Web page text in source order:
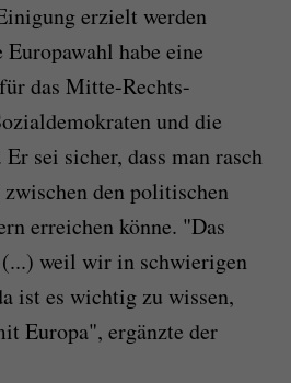
erzielt werden
habe eine
das Mitte-Rechts-
und die
sei sicher, dass man rasch
den politischen
erreichen könne. "Das
weil wir in schwierigen
ist es wichtig zu wissen,
Europa", ergänzte der